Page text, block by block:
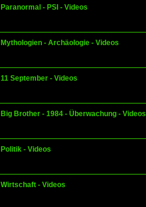
Paranormal - PSI - Videos
Mythologien - Archäologie - Videos
11 September - Videos
Big Brother - 1984 - Überwachung - Videos
Politik - Videos
Wirtschaft - Videos